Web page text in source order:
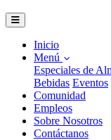
Inicio
Menú
Especiales de
Bebidas Eventos
Comunidad
Empleos
Sobre Nosotros
Contáctanos